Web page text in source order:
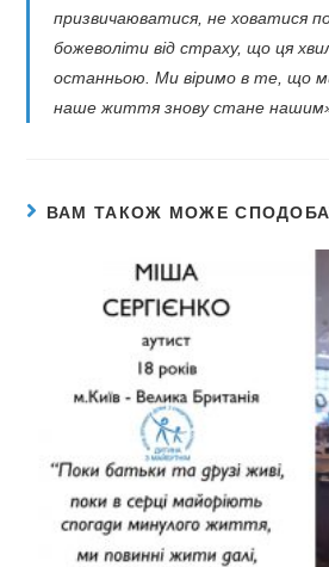
призвичаюватися, не ховатися по
божеволіти від страху, що ця
останньою. Ми віримо в те, що
наше життя знову стане
ВАМ ТАКОЖ МОЖЕ